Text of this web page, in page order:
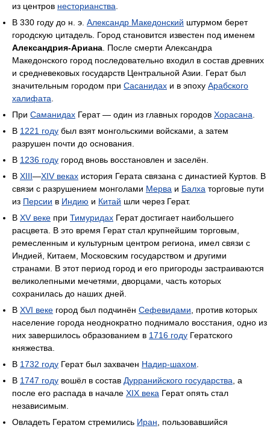
из центров несторианства.
В 330 году до н. э. Александр Македонский штурмом берет
городскую цитадель. Город становится известен под именем
Александрия-Ариана. После смерти Александра
Македонского город последовательно входил в состав древних
и средневековых государств Центральной Азии. Герат был
значительным городом при Сасанидах и в эпоху Арабского
халифата.
При Саманидах Герат — один из главных городов Хорасана.
В 1221 году был взят монгольскими войсками, а затем
разрушен почти до основания.
В 1236 году город вновь восстановлен и заселён.
В XIII—XIV веках история Герата связана с династией Куртов. В
связи с разрушением монголами Мерва и Балха торговые пути
из Персии в Индию и Китай шли через Герат.
В XV веке при Тимуридах Герат достигает наибольшего
расцвета. В это время Герат стал крупнейшим торговым,
ремесленным и культурным центром региона, имел связи с
Индией, Китаем, Московским государством и другими
странами. В этот период город и его пригороды застраиваются
великолепными мечетями, дворцами, часть которых
сохранилась до наших дней.
В XVI веке город был подчинён Сефевидами, против которых
население города неоднократно поднимало восстания, одно из
них завершилось образованием в 1716 году Гератского
княжества.
В 1732 году Герат был захвачен Надир-шахом.
В 1747 году вошёл в состав Дурранийского государства, а
после его распада в начале XIX века Герат опять стал
независимым.
Овладеть Гератом стремились Иран, пользовавшийся